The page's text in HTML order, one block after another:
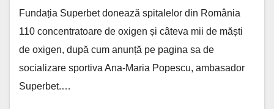
Fundația Superbet donează spitalelor din România
110 concentratoare de oxigen și câteva mii de măști
de oxigen, după cum anunță pe pagina sa de
socializare sportiva Ana-Maria Popescu, ambasador
Superbet.…